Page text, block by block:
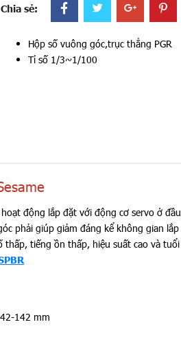
Chia sẻ:
Hộp số vuông góc,trục thẳng PGR
Tỉ số 1/3~1/100
động lắp đặt với động cơ servo ở đầu
phải giúp giảm đáng kể không gian lắp
thấp, tiếng ồn thấp, hiệu suất cao và tuổi
142 mm